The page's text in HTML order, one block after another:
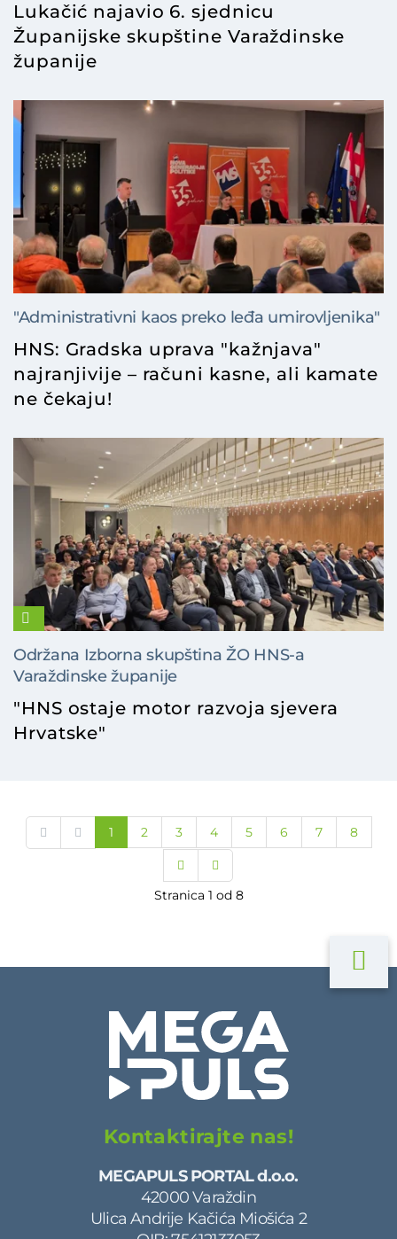
Lukačić najavio 6. sjednicu
Županijske skupštine Varaždinske
županije
"Administrativni kaos preko leđa umirovljenika"
HNS: Gradska uprava "kažnjava"
najranjivije – računi kasne, ali kamate
ne čekaju!
Održana Izborna skupština ŽO HNS-a
Varaždinske županije
"HNS ostaje motor razvoja sjevera
Hrvatske"
1 2 3 4 5 6 7 8
Stranica 1 od 8
Kontaktirajte nas!
MEGAPULS PORTAL d.o.o.
42000 Varaždin
Ulica Andrije Kačića Miošića 2